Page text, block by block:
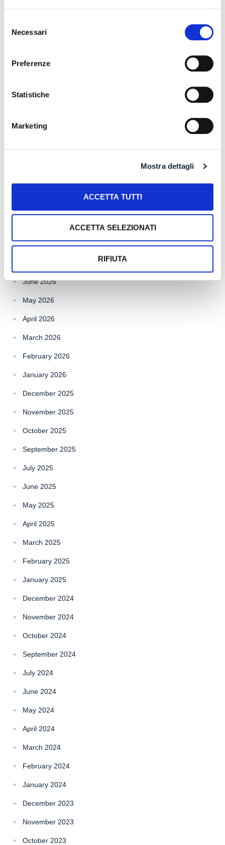
delNecessari
Preferenze
Statistiche
Marketing
Mostra dettagli
ACCETTA TUTTI
ACCETTA SELEZIONATI
RIFIUTA
RISARCIMENTO DANNI – CONDOTTA INADEMPIENTE DEI
SANITARI – Gestione della gravidanza ed omessa diagnosi
IL PAGAMENTO DEL MUTUO DELLA CASA FAMILIARE
SENZA CAUSA: LA CASSAZIONE RIBADISCE IL CRITERIO
L’ABUSIVA CONCESSIONE DEL CREDITO
June 2026
May 2026
April 2026
March 2026
February 2026
January 2026
December 2025
November 2025
October 2025
September 2025
July 2025
June 2025
May 2025
April 2025
March 2025
February 2025
January 2025
December 2024
November 2024
October 2024
September 2024
July 2024
June 2024
May 2024
April 2024
March 2024
February 2024
January 2024
December 2023
November 2023
October 2023